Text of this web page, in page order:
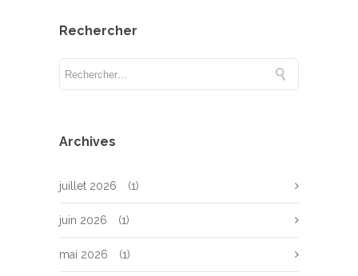
Rechercher
Archives
juillet 2026 (1)
juin 2026 (1)
mai 2026 (1)